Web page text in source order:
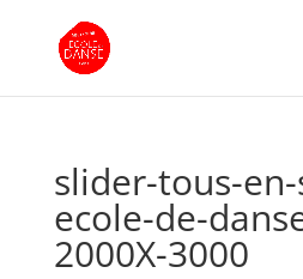
slider-tous-
ecole-de-
2000X-3000